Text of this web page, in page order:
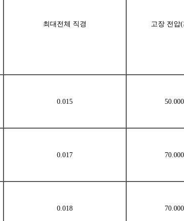
최대전체 직경 고장 전압(
0.015 50.000
0.017 70.000
0.018 70.000